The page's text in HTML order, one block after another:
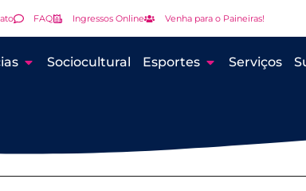
FAQ Ingressos Online Venha para o Paineiras!
Sociocultural Esportes Serviços